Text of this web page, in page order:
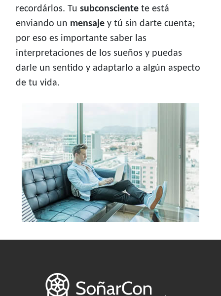
recordárlos. Tu subconsciente te está
enviando un mensaje y tú sin darte cuenta;
por eso es importante saber las
interpretaciones de los sueños y puedas
darle un sentido y adaptarlo a algún aspecto
de tu vida.